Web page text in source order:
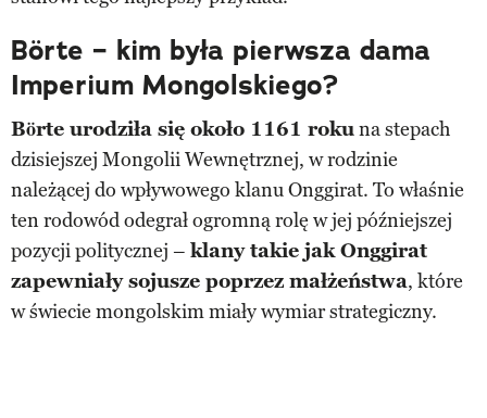
Börte – kim była pierwsza dama
Imperium Mongolskiego?
Börte urodziła się około 1161 rokuna stepach
dzisiejszej Mongolii Wewnętrznej, w rodzinie
należącej do wpływowego klanu Onggirat. To właśnie
ten rodowód odegrał ogromną rolę w jej późniejszej
pozycji politycznej – klany takie jak Onggirat
zapewniały sojusze poprzez małżeństwa, które
w świecie mongolskim miały wymiar strategiczny.